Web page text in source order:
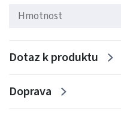
Hmotnost
Dotaz k produktu
Doprava